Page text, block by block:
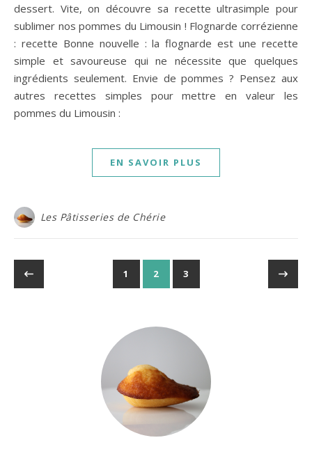
dessert. Vite, on découvre sa recette ultrasimple pour
sublimer nos pommes du Limousin ! Flognarde corrézienne
: recette Bonne nouvelle : la flognarde est une recette
simple et savoureuse qui ne nécessite que quelques
ingrédients seulement. Envie de pommes ? Pensez aux
autres recettes simples pour mettre en valeur les
pommes du Limousin :
EN SAVOIR PLUS
Les Pâtisseries de Chérie
1 2 3